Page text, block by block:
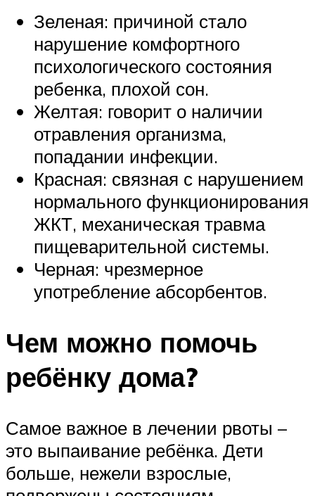
Зеленая: причиной стало
нарушение комфортного
психологического состояния
ребенка, плохой сон.
Желтая: говорит о наличии
отравления организма,
попадании инфекции.
Красная: связная с нарушением
нормального функционирования
ЖКТ, механическая травма
пищеварительной системы.
Черная: чрезмерное
употребление абсорбентов.
Чем можно помочь
ребёнку дома?
Самое важное в лечении рвоты –
это выпаивание ребёнка. Дети
больше, нежели взрослые,